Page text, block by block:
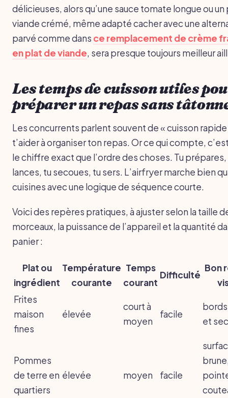
délicieuses, alors qu’une sauce tomate longue ou un
viande crémé, même adapté cacher avec une
parvé comme dans ce remplacement de crème
en plat de viande, sera presque toujours meilleur
Les temps de cuisson utiles
préparer un repas sans
Les concurrents parlent souvent de « cuisson rapide
t’aider à organiser ton repas. Or ce qui compte,
le chiffre exact que l’ordre des choses. Tu prépares,
lances, tu secoues, tu sers. L’airfryer marche bien
cuisines avec une logique de séquence courte.
Voici des repères pratiques, à ajuster selon la taille
morceaux, la puissance de l’appareil et la quantité
panier :
Plat ou
ingrédient
Température
courante
Temps
courant
Difficulté
Bon
Frites
maison
fines
élevée
court à
moyen
facile
et
Pommes
de terre en
quartiers
élevée moyen facile